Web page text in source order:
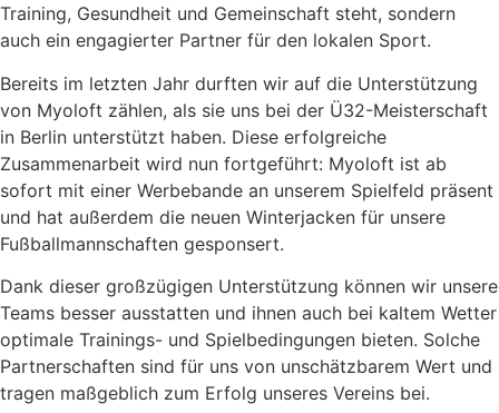
Training, Gesundheit und Gemeinschaft steht, sondern
auch ein engagierter Partner für den lokalen Sport.
Bereits im letzten Jahr durften wir auf die Unterstützung
von Myoloft zählen, als sie uns bei der Ü32-Meisterschaft
in Berlin unterstützt haben. Diese erfolgreiche
Zusammenarbeit wird nun fortgeführt: Myoloft ist ab
sofort mit einer Werbebande an unserem Spielfeld präsent
und hat außerdem die neuen Winterjacken für unsere
Fußballmannschaften gesponsert.
Dank dieser großzügigen Unterstützung können wir unsere
Teams besser ausstatten und ihnen auch bei kaltem Wetter
optimale Trainings- und Spielbedingungen bieten. Solche
Partnerschaften sind für uns von unschätzbarem Wert und
tragen maßgeblich zum Erfolg unseres Vereins bei.